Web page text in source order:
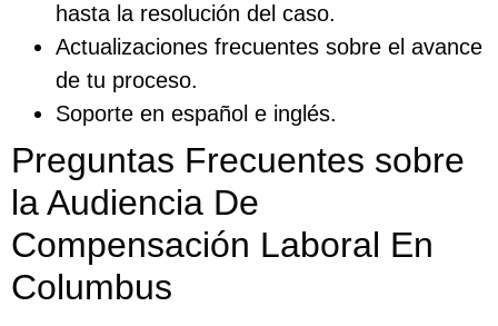
hasta la resolución del caso.
Actualizaciones frecuentes sobre el avance
de tu proceso.
Soporte en español e inglés.
Preguntas Frecuentes sobre
la Audiencia De
Compensación Laboral En
Columbus